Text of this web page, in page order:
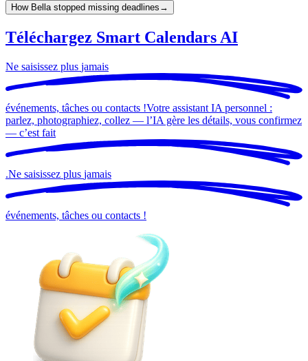
How Bella stopped missing deadlines →
Téléchargez Smart Calendars AI
Ne saisissez plus jamais
événements, tâches ou contacts !Votre assistant IA personnel :
parlez, photographiez, collez — l’IA gère les détails, vous confirmez
— c’est fait
.Ne saisissez plus jamais
événements, tâches ou contacts !